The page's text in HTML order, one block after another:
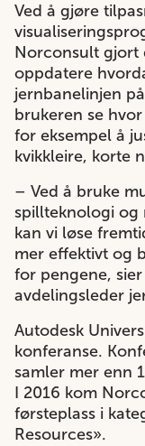
Ved å gjøre
Norconsult gjort
oppdatere
jernbanelinjen
brukeren se
for eksempel å
kvikkleire, korte
– Ved å bruke
spillteknologi og
kan vi løse
mer effektivt og
for pengene,
avdelingsleder
Autodesk
konferanse.
samler mer enn
I 2016 kom
førsteplass i
Resources».